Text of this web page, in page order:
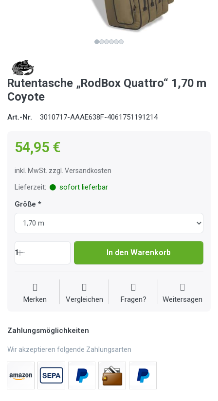
Rutentasche „RodBox Quattro“ 1,70 m
Coyote
Art.-Nr. 3010717-AAAE638F-4061751191214
54,95 €
inkl. MwSt. zzgl. Versandkosten
Lieferzeit:
sofort lieferbar
Größe
1 In den Warenkorb
Merken Vergleichen Fragen? Weitersagen
Zahlungsmöglichkeiten
Wir akzeptieren folgende Zahlungsarten